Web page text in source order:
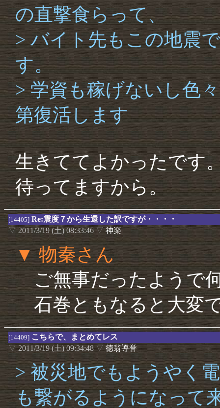
の直撃食らって、
> バイト先もこの地震
す。
> 学資も稼げないし色
第復活します
生きててよかったです
待ってますから。
[14405] Re:震度７から生還した訳ですが・・・・
▽ 2011/3/19 (土) 08:33:46 ▽神楽
▼ 物秦さん
ご無事だったようで
石巻ともなると大変
[14409] こちらで、まとめてレス
▽2011/3/19 (土) 09:34:48▽徳翁導誉
> 被災地でもようやく
も繋がるようになって